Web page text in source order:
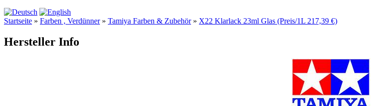
Startseite » Farben , Verdünner» Tamiya Farben & Zubehör» X22 Klarlack 23ml Glas (Preis/1L 217,39 €)
Hersteller Info